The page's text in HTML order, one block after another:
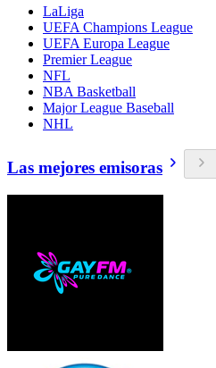
LaLiga
UEFA Champions League
UEFA Europa League
Premier League
NFL
NBA Basketball
Major League Baseball
NHL
Las mejores emisoras